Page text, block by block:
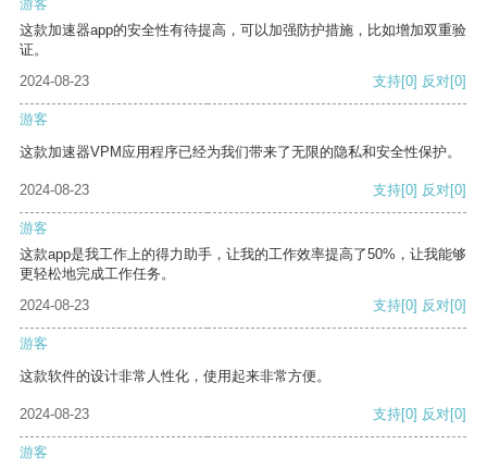
游客
这款加速器app的安全性有待提高，可以加强防护措施，比如增加双重验
证。
2024-08-23
支持[0] 反对[0]
游客
这款加速器VPM应用程序已经为我们带来了无限的隐私和安全性保护。
2024-08-23 支持[0] 反对[0]
游客
这款app是我工作上的得力助手，让我的工作效率提高了50%，让我能够
更轻松地完成工作任务。
2024-08-23
支持[0] 反对[0]
游客
这款软件的设计非常人性化，使用起来非常方便。
2024-08-23 支持[0] 反对[0]
游客